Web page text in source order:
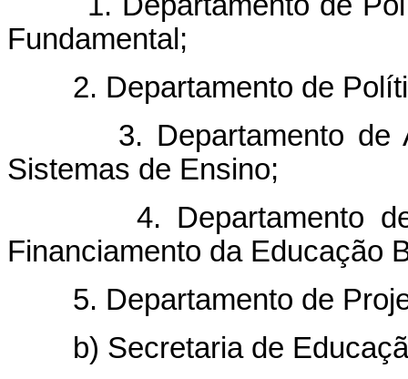
Fundamental;
2. Departamento de
3. Departamento de
Sistemas de Ensino;
4. Departamento de
Financiamento da Educação
5. Departamento de
b) Secretaria de